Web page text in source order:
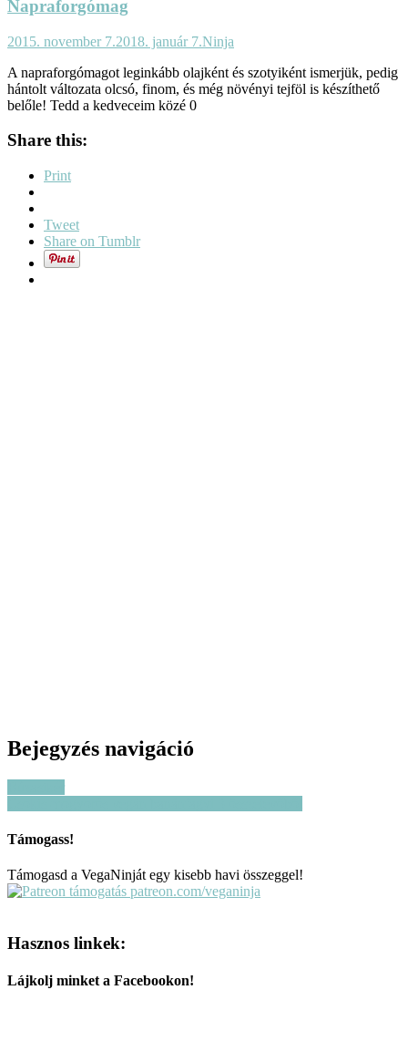
Napraforgómag
2015. november 7.2018. január 7.Ninja
A napraforgómagot leginkább olajként és szotyiként ismerjük, pedig
hántolt változata olcsó, finom, és még növényi tejföl is készíthető
belőle! Tedd a kedveceim közé 0
Share this:
Print
Tweet
Share on Tumblr
Bejegyzés navigáció
Támogass!
Támogasd a VegaNinját egy kisebb havi összeggel!
patreon.com/veganinja
Hasznos linkek:
Lájkolj minket a Facebookon!